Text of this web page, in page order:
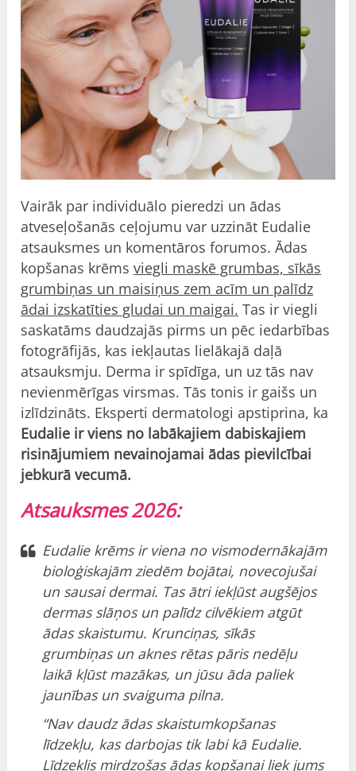
Vairāk par individuālo pieredzi un ādas
atveseļošanās ceļojumu var uzzināt Eudalie
atsauksmes un komentāros forumos. Ādas
kopšanas krēmsviegli maskē grumbas, sīkās
grumbiņas un maisiņus zem acīm un palīdz
ādai izskatīties gludai un maigai. Tas ir viegli
saskatāms daudzajās pirms un pēc iedarbības
fotogrāfijās, kas iekļautas lielākajā daļā
atsauksmju. Derma ir spīdīga, un uz tās nav
nevienmērīgas virsmas. Tās tonis ir gaišs un
izlīdzināts. Eksperti dermatologi apstiprina, ka
Eudalie ir viens no labākajiem dabiskajiem
risinājumiem nevainojamai ādas pievilcībai
jebkurā vecumā.
Atsauksmes 2026:
Eudalie krēms ir viena no vismodernākajām
bioloģiskajām ziedēm bojātai, novecojušai
un sausai dermai. Tas ātri iekļūst augšējos
dermas slāņos un palīdz cilvēkiem atgūt
ādas skaistumu. Krunciņas, sīkās
grumbiņas un aknes rētas pāris nedēļu
laikā kļūst mazākas, un jūsu āda paliek
jaunības un svaiguma pilna.
“Nav daudz ādas skaistumkopšanas
līdzekļu, kas darbojas tik labi kā Eudalie.
Līdzeklis mirdzošas ādas kopšanai liek jums